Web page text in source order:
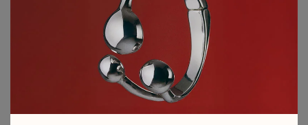
informales o salidas diarias. Son ideales para quienes
prefieren un estilo discreto pero con mucho estilo, y
combinan perfectamente con otros accesorios, como
collares finos o anillos minimalistas.
Cómo combinar tus pendientes con distintos
estilos